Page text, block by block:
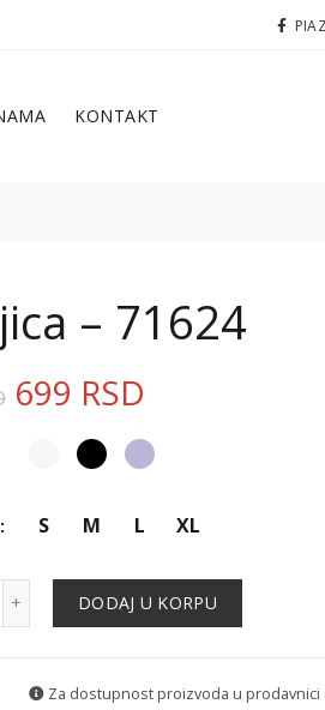
KONTAKT
– 71624
699 RSD
S M L XL
DODAJ U KORPU
Za dostupnost proizvoda u